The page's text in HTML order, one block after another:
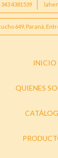
4381539
649, Paraná,
INICIO
QUIENES